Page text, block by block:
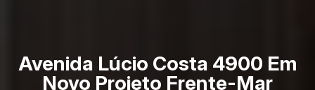
Avenida Lúcio Costa 4900 Em
Novo Projeto Frente-Mar